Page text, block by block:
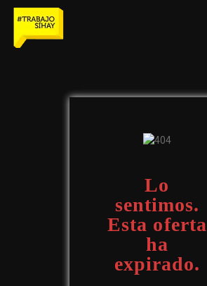
Lo
sentimos.
Esta oferta
ha
expirado.